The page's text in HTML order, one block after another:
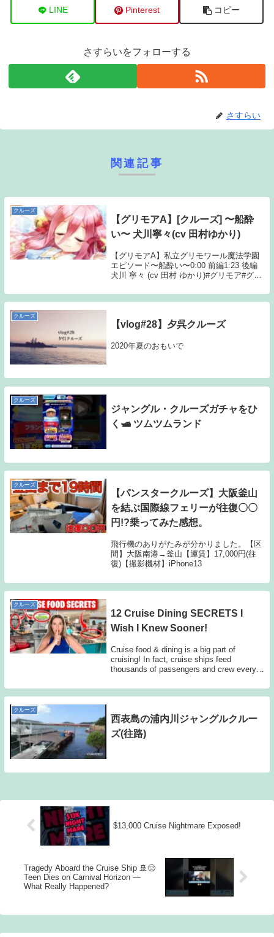
LINE Pinterest コピー
さすらいをフォローする
さすらい
関連記事
クルーズ
【グリモアA】[クルーズ] 〜船酔
い〜 犬川寧々(cv 田村ゆかり)
【グリモアA】私立グリモワール魔法学園
エピソード〜船酔い〜0:00 前編1:23 後編
犬川 寧々 (cv 田村 ゆかり)#グリモア#グリ
#TamuraYukari#YukariTamuraNene
Inukawa...
クルーズ
【vlog#28】夕呉クルーズ
2020年夏のおもいで
クルーズ
ジャングル・クルーズガチャをひ
く🛥 ツムツムランド
クルーズ
【パンスタークルーズ】大阪釜山
を結ぶ国際線フェリーが往復〇〇
円!?乗ってみた感想。
飛行機のありがたみが分かりました。【区
間】大阪南港→釜山【運賃】17,000円(往
復)【撮影機材】iPhone13
クルーズ
12 Cruise Dining SECRETS I
Wish I Knew Sooner!
Cruise food & dining is a big part of
cruising! In fact, cruise ships feed
thousands of passengers and crew every
クルーズ
西表島の浦内川ジャングルクルー
ズ(往路)
$13,000 Cruise Nightmare Exposed!
Tragedy Aboard the Cruise Ship 🚢😢
Teen Dies on Carnival Horizon —
What Really Happened?